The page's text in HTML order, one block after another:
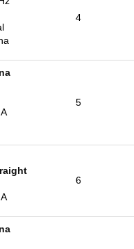
4
5
6